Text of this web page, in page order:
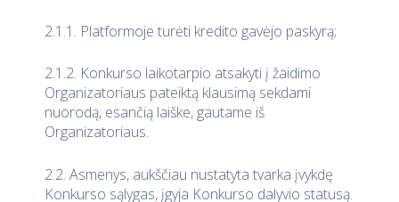
2.1.1. Platformoje turėti kredito gavėjo paskyrą;
2.1.2. Konkurso laikotarpio atsakyti į žaidimo
Organizatoriaus pateiktą klausimą sekdami
nuorodą, esančią laiške, gautame iš
Organizatoriaus.
2.2. Asmenys, aukščiau nustatyta tvarka įvykdę
Konkurso sąlygas, įgyja Konkurso dalyvio statusą.